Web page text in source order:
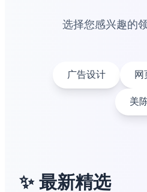
选择您感兴趣的
广告设计 网
美
✨ 最新精选